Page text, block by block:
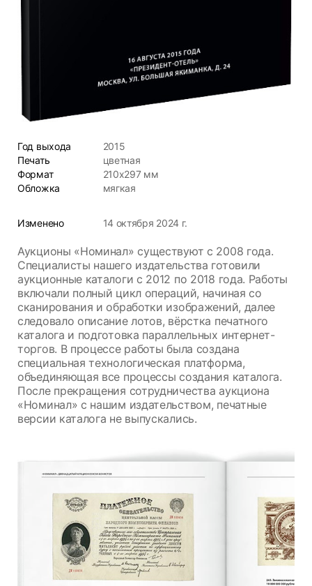
Год выхода
2015
Печать
цветная
Формат
210х297 мм
Обложка
мягкая
Изменено 14 октября 2024 г.
Аукционы «Номинал» существуют с 2008 года.
Специалисты нашего издательства готовили
аукционные каталоги с 2012 по 2018 года. Работы
включали полный цикл операций, начиная со
сканирования и обработки изображений, далее
следовало описание лотов, вёрстка печатного
каталога и подготовка параллельных интернет-
торгов. В процессе работы была создана
специальная технологическая платформа,
объединяющая все процессы создания каталога.
После прекращения сотрудничества аукциона
«Номинал» с нашим издательством, печатные
версии каталога не выпускались.